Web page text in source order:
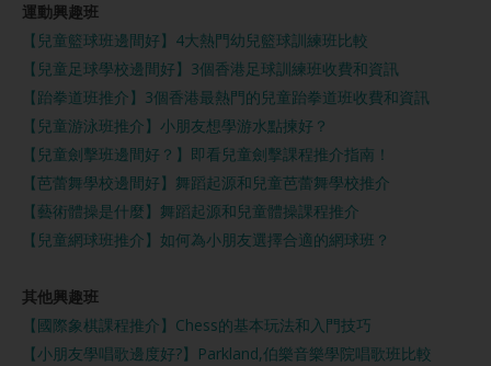
運動興趣班
【兒童籃球班邊間好】4大熱門幼兒籃球訓練班比較
【兒童足球學校邊間好】3個香港足球訓練班收費和資訊
【跆拳道班推介】3個香港最熱門的兒童跆拳道班收費和資訊
【兒童游泳班推介】小朋友想學游水點揀好？
【兒童劍擊班邊間好？】即看兒童劍擊課程推介指南！
【芭蕾舞學校邊間好】舞蹈起源和兒童芭蕾舞學校推介
【藝術體操是什麼】舞蹈起源和兒童體操課程推介
【兒童網球班推介】如何為小朋友選擇合適的網球班？
其他興趣班
【國際象棋課程推介】Chess的基本玩法和入門技巧
【小朋友學唱歌邊度好?】Parkland,伯樂音樂學院唱歌班比較